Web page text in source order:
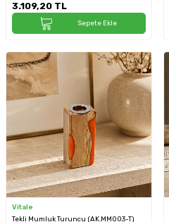
3.109,20 TL
Sepete Ekle
Vitale
Tekli Mumluk Turuncu (AK.MM003-T)